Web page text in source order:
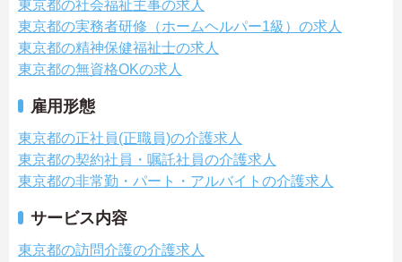
東京都の社会福祉主事の求人
東京都の実務者研修（ホームヘルパー1級）の求人
東京都の精神保健福祉士の求人
東京都の無資格OKの求人
雇用形態
東京都の正社員(正職員)の介護求人
東京都の契約社員・嘱託社員の介護求人
東京都の非常勤・パート・アルバイトの介護求人
サービス内容
東京都の訪問介護の介護求人